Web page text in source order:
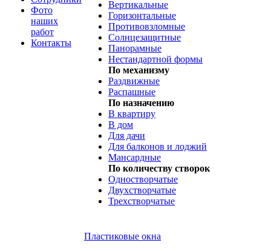
Фото
наших
работ
Контакты
Вертикальные
Горизонтальные
Противовзломные
Солнцезащитные
Панорамные
Нестандартной формы
По механизму
Раздвижные
Распашные
По назначению
В квартиру
В дом
Для дачи
Для балконов и лоджий
Мансардные
По количеству створок
Одностворчатые
Двухстворчатые
Трехстворчатые
Пластиковые окна